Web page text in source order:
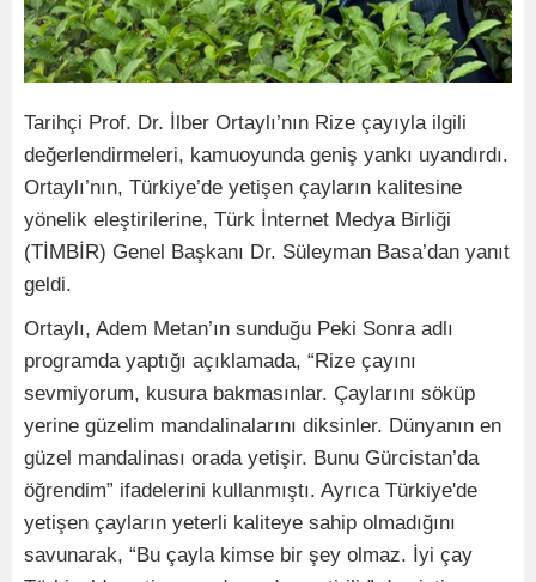
Tarihçi Prof. Dr. İlber Ortaylı’nın Rize çayıyla ilgili
değerlendirmeleri, kamuoyunda geniş yankı uyandırdı.
Ortaylı’nın, Türkiye’de yetişen çayların kalitesine
yönelik eleştirilerine, Türk İnternet Medya Birliği
(TİMBİR) Genel Başkanı Dr. Süleyman Basa’dan yanıt
geldi.
Ortaylı, Adem Metan’ın sunduğu Peki Sonra adlı
programda yaptığı açıklamada, “Rize çayını
sevmiyorum, kusura bakmasınlar. Çaylarını söküp
yerine güzelim mandalinalarını diksinler. Dünyanın en
güzel mandalinası orada yetişir. Bunu Gürcistan’da
öğrendim” ifadelerini kullanmıştı. Ayrıca Türkiye'de
yetişen çayların yeterli kaliteye sahip olmadığını
savunarak, “Bu çayla kimse bir şey olmaz. İyi çay